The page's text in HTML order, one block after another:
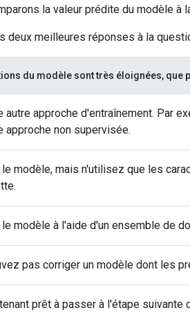
la valeur prédite du modèle à
deux meilleures réponses à la
du modèle sont très éloignées,
autre approche d'entraînement. Par
approche non supervisée.
le modèle, mais n'utilisez que les
le modèle à l'aide d'un ensemble de
pas corriger un modèle dont les
prêt à passer à l'étape suivante